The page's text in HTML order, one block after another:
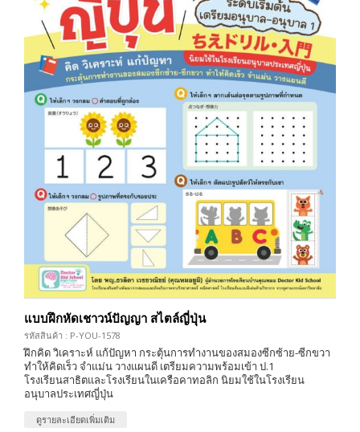
แบบฝึกหัดเชาวน์ปัญญา สไตล์ญี่ปุ่น
รหัสสินค้า : P-YOU-1578
ฝึกคิด วิเคราะห์ แก้ปัญหา กระตุ้นการทำงานของสมองซีกซ้าย-ซีกขวา
ทำให้คิดเร็ว จำแม่น วางแผนดี เตรียมความพร้อมเข้า ป.1
โรงเรียนสาธิตและโรงเรียนในเครือคาทอลิก นิยมใช้ในโรงเรียน
อนุบาลประเทศญี่ปุ่น
ดูรายละเอียดเพิ่มเติม